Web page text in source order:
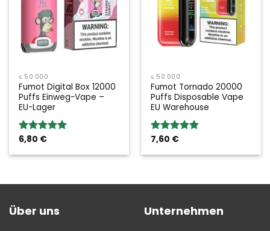
≤ 50.000
Fumot Digital Box 12000
Puffs Einweg-Vape –
EU-Lager
Bewertung:
6,80 €
≤ 50.000
Fumot Tornado 20000
Puffs Disposable Vape
EU Warehouse
Bewertung:
7,60 €
Über uns Unternehmen